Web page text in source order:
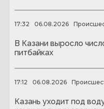
17:32 06.08.2026
В Казани выросло
питбайках
17:12 06.08.2026
Казань уходит под